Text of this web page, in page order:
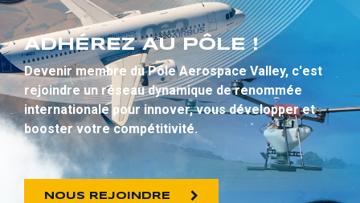
ADHÉREZ AU PÔLE !
Devenir membre du Pôle Aerospace Valley, c'est
rejoindre un réseau dynamique de renommée
internationale pour innover, vous développer et
booster votre compétitivité.
NOUS REJOINDRE